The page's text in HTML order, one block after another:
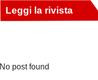
No post found